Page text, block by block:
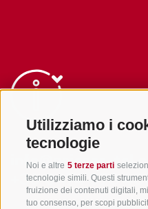
Utilizziamo i
tecnologie
Noi e altre 5 terze parti
tecnologie simili. Questi
fruizione dei contenuti digitali,
tuo consenso, per scopi
info@gsieser-
+39 0474 978